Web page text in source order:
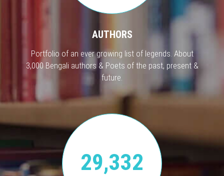
AUTHORS
Portfolio of an ever growing list of legends. About
3,000 Bengali authors & Poets of the past, present &
future.
29,332